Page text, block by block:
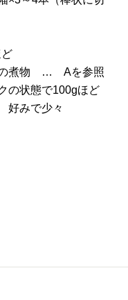
の煮物 … Aを参照
状態で100gほど
みで少々